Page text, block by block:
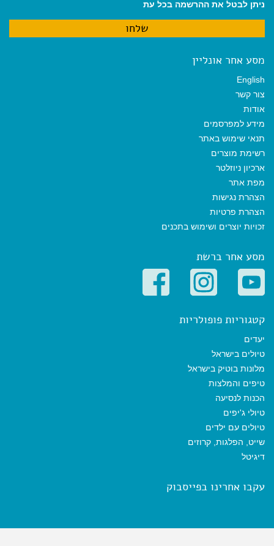
ניתן לבטל את ההרשמה בכל עת
מסע אחר אונליין
English
צור קשר
אודות
מידע למפרסמים
תנאי שימוש באתר
רשימת מוצרים
ארכיון ניוזלטר
מפת אתר
הצהרת נגישות
הצהרת פרטיות
זכויות יוצרים ושימוש בתכנים
מסע אחר ברשת
קטגוריות פופולריות
יעדים
טיולים בישראל
מלונות בוטיק בישראל
טיפים והמלצות
הכנות לנסיעה
טיולי ג'יפים
טיולים עם ילדים
שייט, הפלגות, קרוזים
דיגיטל
עקבו אחרינו בפייסבוק